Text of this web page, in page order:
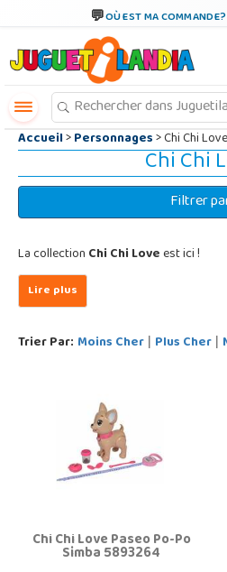
OÙ EST MA COMMANDE?
Accueil>Personnages> Chi Chi Love
Chi Chi
Filtrer
La collectionChi Chi Loveest ici !
Trier Par: Moins Cher | Plus Cher |
Chi Chi Love Paseo Po-Po
Simba 5893264